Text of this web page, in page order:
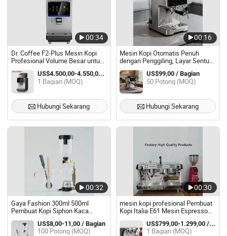
00:34
Dr. Coffee F2-Plus Mesin Kopi
Profesional Volume Besar untuk
Stasiun Pengisian Bahan Bakar
US$4.500,00-4.550,00 / Bagian
1 Bagian (MOQ)
Hubungi Sekarang
00:16
Mesin Kopi Otomatis Penuh
dengan Penggiling, Layar Sentuh
Besar, Pembuat Cappuccino dan
Espresso CerdasUS$99,00 / Bagian
50 Potong (MOQ)
Hubungi Sekarang
00:32
Gaya Fashion 300ml 500ml
Pembuat Kopi Siphon Kaca
Borosilikat Tinggi untuk Dijual
US$8,00-11,00 / Bagian
100 Potong (MOQ)
00:30
mesin kopi profesional Pembuat
Kopi Italia E61 Mesin Espresso
Komersial Semi Otomatis Dua
Grup di China
US$799,00-1.299,00 / Bagian
1 Bagian (MOQ)